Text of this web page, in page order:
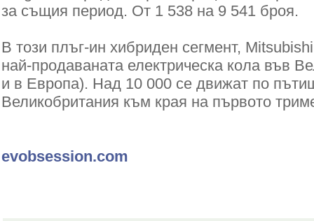
за същия период. От 1 538 на 9 541 броя.
В този плъг-ин хибриден сегмент,
най-продаваната електрическа кола във
и в Европа). Над 10 000 се движат по
Великобритания към края на първото
evobsession.com